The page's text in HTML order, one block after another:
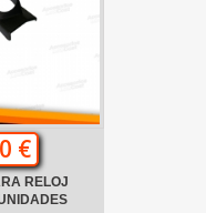
€
RELOJ